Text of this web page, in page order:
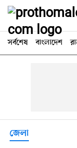
সর্বশেষ বাংলাদেশ
জেলা